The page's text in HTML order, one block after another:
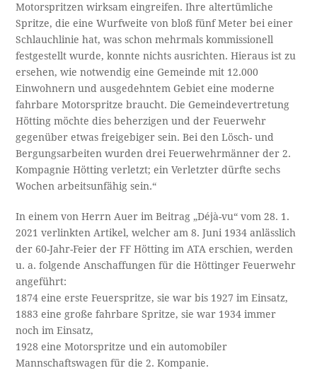
Motorspritzen wirksam eingreifen. Ihre altertümliche
Spritze, die eine Wurfweite von bloß fünf Meter bei einer
Schlauchlinie hat, was schon mehrmals kommissionell
festgestellt wurde, konnte nichts ausrichten. Hieraus ist zu
ersehen, wie notwendig eine Gemeinde mit 12.000
Einwohnern und ausgedehntem Gebiet eine moderne
fahrbare Motorspritze braucht. Die Gemeindevertretung
Hötting möchte dies beherzigen und der Feuerwehr
gegenüber etwas freigebiger sein. Bei den Lösch- und
Bergungsarbeiten wurden drei Feuerwehrmänner der 2.
Kompagnie Hötting verletzt; ein Verletzter dürfte sechs
Wochen arbeitsunfähig sein.“
In einem von Herrn Auer im Beitrag „Déjà-vu“ vom 28. 1.
2021 verlinkten Artikel, welcher am 8. Juni 1934 anlässlich
der 60-Jahr-Feier der FF Hötting im ATA erschien, werden
u. a. folgende Anschaffungen für die Höttinger Feuerwehr
angeführt:
1874 eine erste Feuerspritze, sie war bis 1927 im Einsatz,
1883 eine große fahrbare Spritze, sie war 1934 immer
noch im Einsatz,
1928 eine Motorspritze und ein automobiler
Mannschaftswagen für die 2. Kompanie.